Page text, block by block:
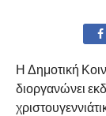
Η Δημοτική
διοργανώνει